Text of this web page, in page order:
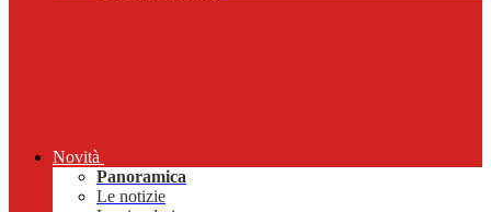
Novità
Panoramica
Le notizie